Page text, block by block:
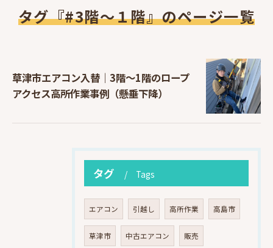
タグ『#3階～１階』のページ一覧
草津市エアコン入替｜3階〜1階のロープ
アクセス高所作業事例（懸垂下降）
タグ Tags
エアコン 引越し 高所作業 高島市
草津市 中古エアコン 販売